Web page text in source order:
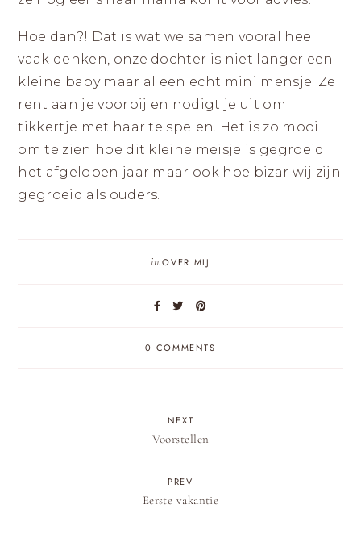
Hoe dan?! Dat is wat we samen vooral heel
vaak denken, onze dochter is niet langer een
kleine baby maar al een echt mini mensje. Ze
rent aan je voorbij en nodigt je uit om
tikkertje met haar te spelen. Het is zo mooi
om te zien hoe dit kleine meisje is gegroeid
het afgelopen jaar maar ook hoe bizar wij zijn
gegroeid als ouders.
inOVER MIJ
0 COMMENTS
NEXT
Voorstellen
PREV
Eerste vakantie